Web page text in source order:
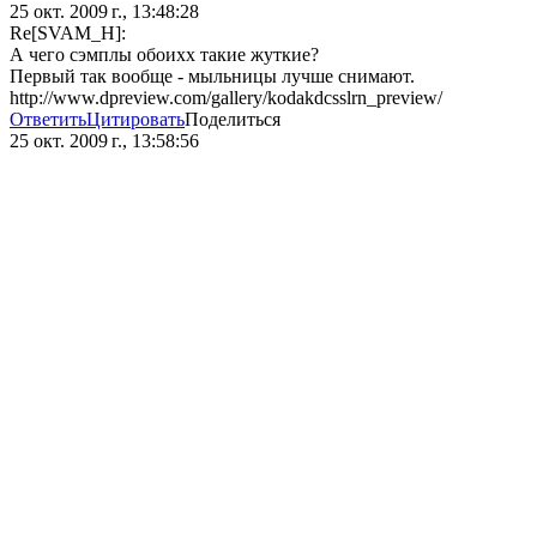
25 окт. 2009 г., 13:48:28
Re[SVAM_H]:
А чего сэмплы обоихх такие жуткие?
Первый так вообще - мыльницы лучше снимают.
http://www.dpreview.com/gallery/kodakdcsslrn_preview/
ОтветитьЦитироватьПоделиться
25 окт. 2009 г., 13:58:56